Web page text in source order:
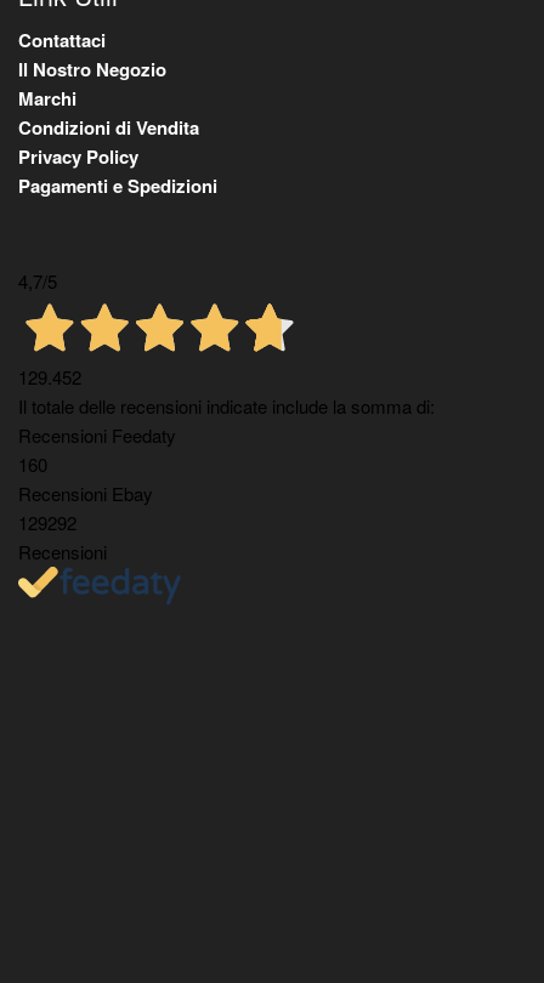
Contattaci
Il Nostro Negozio
Marchi
Condizioni di Vendita
Privacy Policy
Pagamenti e Spedizioni
4,7/5
129.452
Il totale delle recensioni indicate include la somma di:
Recensioni Feedaty
160
Recensioni Ebay
129292
Recensioni